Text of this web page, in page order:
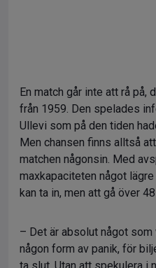
En match går inte att rå på,
från 1959. Den spelades
Ullevi som på den tiden
Men chansen finns alltså
matchen någonsin. Med
maxkapaciteten något
kan ta in, men att gå över
– Det är absolut något
någon form av panik, för